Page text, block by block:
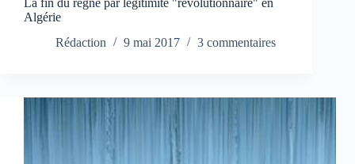
Algérie
Rédaction
9 mai 2017 3 commentaires